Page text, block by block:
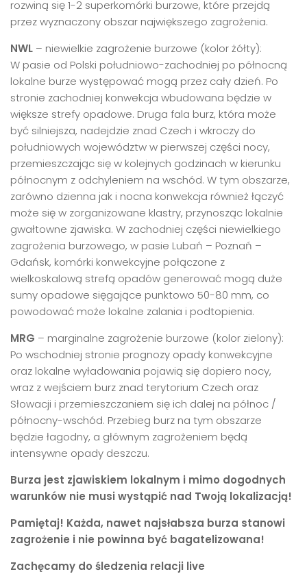
rozwiną się 1-2 superkomórki burzowe, które przejdą
przez wyznaczony obszar największego zagrożenia.
NWL – niewielkie zagrożenie burzowe (kolor żółty):
W pasie od Polski południowo-zachodniej po północną
lokalne burze występować mogą przez cały dzień. Po
stronie zachodniej konwekcja wbudowana będzie w
większe strefy opadowe. Druga fala burz, która może
być silniejsza, nadejdzie znad Czech i wkroczy do
południowych województw w pierwszej części nocy,
przemieszczając się w kolejnych godzinach w kierunku
północnym z odchyleniem na wschód. W tym obszarze,
zarówno dzienna jak i nocna konwekcja również łączyć
może się w zorganizowane klastry, przynosząc lokalnie
gwałtowne zjawiska. W zachodniej części niewielkiego
zagrożenia burzowego, w pasie Lubań – Poznań –
Gdańsk, komórki konwekcyjne połączone z
wielkoskalową strefą opadów generować mogą duże
sumy opadowe sięgające punktowo 50-80 mm, co
powodować może lokalne zalania i podtopienia.
MRG – marginalne zagrożenie burzowe (kolor zielony):
Po wschodniej stronie prognozy opady konwekcyjne
oraz lokalne wyładowania pojawią się dopiero nocy,
wraz z wejściem burz znad terytorium Czech oraz
Słowacji i przemieszczaniem się ich dalej na północ /
północny-wschód. Przebieg burz na tym obszarze
będzie łagodny, a głównym zagrożeniem będą
intensywne opady deszczu.
Burza jest zjawiskiem lokalnym i mimo dogodnych
warunków nie musi wystąpić nad Twoją lokalizacją!
Pamiętaj! Każda, nawet najsłabsza burza stanowi
zagrożenie i nie powinna być bagatelizowana!
Zachęcamy do śledzenia relacji live